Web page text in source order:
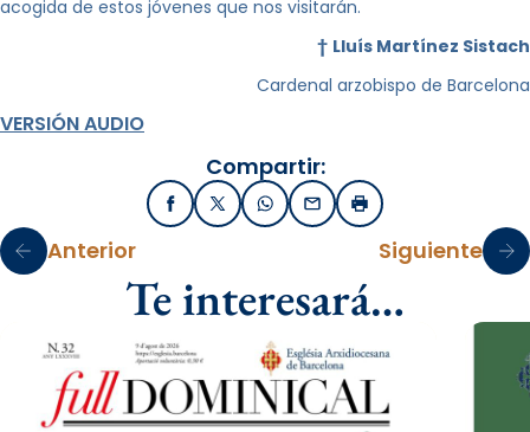
acogida de estos jóvenes que nos visitarán.
† Lluís Martínez Sistach
Cardenal arzobispo de Barcelona
VERSIÓN AUDIO
Compartir:
FacebookX / TwitterWhatsApp
EmailImprimir
Anterior Siguiente
Te interesará…